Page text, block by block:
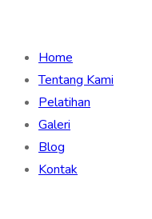
Home
Tentang Kami
Pelatihan
Galeri
Blog
Kontak